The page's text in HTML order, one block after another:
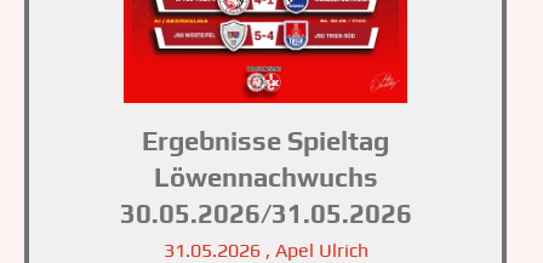
Ergebnisse Spieltag
Löwennachwuchs
30.05.2026/31.05.2026
31.05.2026, Apel Ulrich